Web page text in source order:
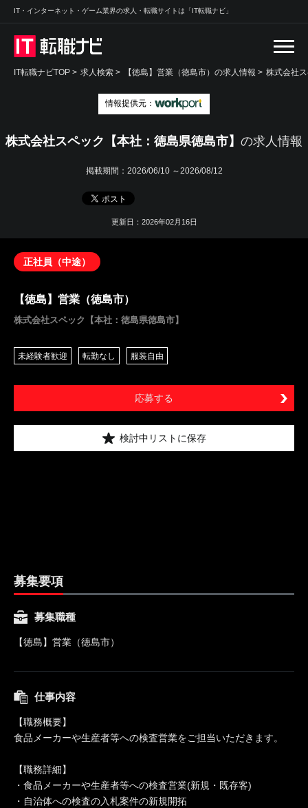
IT・インターネット・ゲーム業界の求人・転職サイトは「IT転職ナビ」
IT転職ナビTOP > 求人検索 > 【徳島】営業（徳島市）の求人情報 > 株式会社
情報提供元：
株式会社スペック【本社：徳島県徳島市】 の求人情報
掲載期間： 2026/06/10 ～2026/08/12
更新日：2026年02月16日
正社員（中途）
【徳島】営業（徳島市）
株式会社スペック【本社：徳島県徳島市】
未経験者歓迎 転勤なし 服装自由
応募する
検討中リストに保存
募集要項
募集職種
【徳島】営業（徳島市）
仕事内容
【職務概要】
食品メーカーや生産者等への検査営業をご担当いただきます。
【職務詳細】
・食品メーカーや生産者等への検査営業(新規・既存客)
・自治体への検査の入札案件の新規開拓